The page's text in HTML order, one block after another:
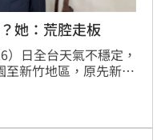
她：荒腔走板
日全台天氣不穩定，
至新竹地區，原先新竹
停課。對此，時代力